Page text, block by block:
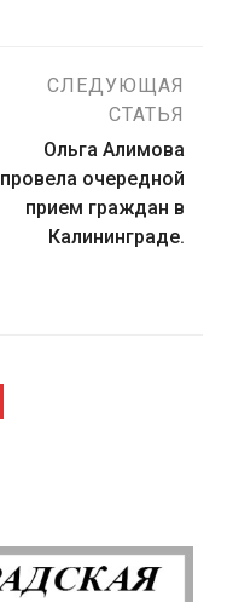
СЛЕДУЮЩАЯ
СТАТЬЯ
Ольга Алимова
провела очередной
прием граждан в
Калининграде.